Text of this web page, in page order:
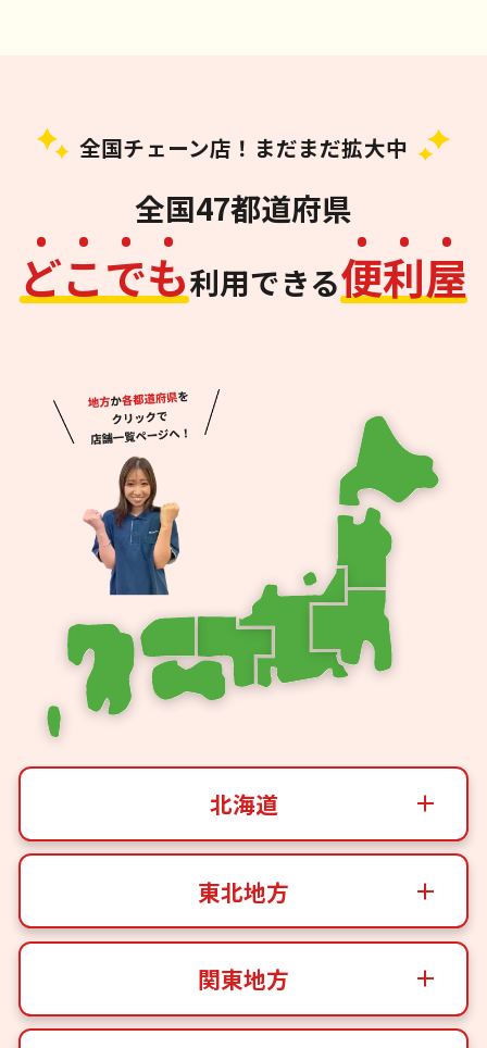
全国チェーン店！まだまだ拡大中
全国47都道府県
どこでも利用できる便利屋
北海道
東北地方
関東地方